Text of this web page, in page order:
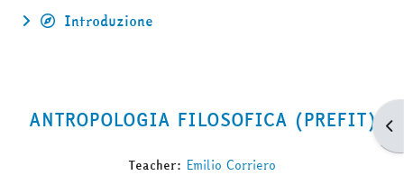
Introduzione
ANTROPOLOGIA FILOSOFICA (PREFIT)
Teacher: Emilio Corriero